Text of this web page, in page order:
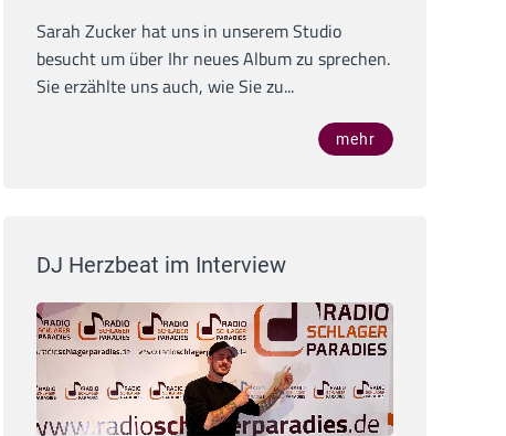
Sarah Zucker hat uns in unserem Studio
besucht um über Ihr neues Album zu sprechen.
Sie erzählte uns auch, wie Sie zu...
mehr
DJ Herzbeat im Interview